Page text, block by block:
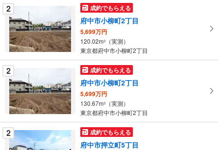
件
を
マ
イ
ペ
ー
ジ
に
保
存
す
る
2 成約でもらえる
府中市小柳町2丁目
5,699万円
120.02m2
（実測）
東京都府中市小柳町2丁目
2 成約でもらえる
府中市小柳町2丁目
5,699万円
130.67m2
（実測）
東京都府中市小柳町2丁目
2 成約でもらえる
府中市押立町5丁目